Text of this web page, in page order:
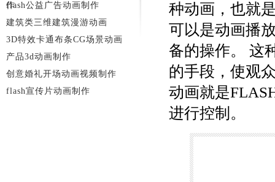
种动画，也就
可以是动画播
备的操作。 这
的手段，使观
动画就是
进行控制。
作
flash公益广告动画制作
建筑类三维建筑漫游动画
3D特效卡通布条CG场景动画
产品3d动画制作
创意婚礼开场动画视频制作
flash宣传片动画制作